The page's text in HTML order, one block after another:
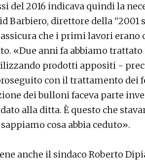
del 2016 indicava quindi la
Barbiero, direttore della “2001
che i primi lavori
«Due anni fa abbiamo
prodotti appositi -
con il trattamento dei
dei bulloni faceva parte
alla ditta. È questo che
cosa abbia ceduto».
anche il sindaco Roberto